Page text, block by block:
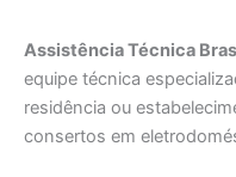
Assistência Técnica
equipe técnica
residência ou
consertos em